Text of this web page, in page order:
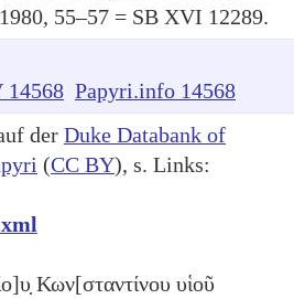
55–57 = SB XVI 12289.
14568 Papyri.info 14568
der Duke Databank of
(CC BY), s. Links:
Κων[σταντίνου υἱοῦ